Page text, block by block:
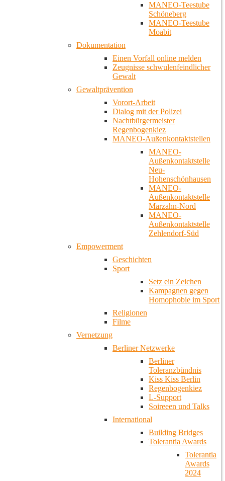
MANEO-Teestube
Schöneberg
MANEO-Teestube
Moabit
Dokumentation
Einen Vorfall online melden
Zeugnisse schwulenfeindlicher
Gewalt
Gewaltprävention
Vorort-Arbeit
Dialog mit der Polizei
Nachtbürgermeister
Regenbogenkiez
MANEO-Außenkontaktstellen
MANEO-
Außenkontaktstelle
Neu-
Hohenschönhausen
MANEO-
Außenkontaktstelle
Marzahn-Nord
MANEO-
Außenkontaktstelle
Zehlendorf-Süd
Empowerment
Geschichten
Sport
Setz ein Zeichen
Kampagnen gegen
Homophobie im Sport
Religionen
Filme
Vernetzung
Berliner Netzwerke
Berliner
Toleranzbündnis
Kiss Kiss Berlin
Regenbogenkiez
L-Support
Soireeen und Talks
International
Building Bridges
Tolerantia Awards
Tolerantia
Awards
2024